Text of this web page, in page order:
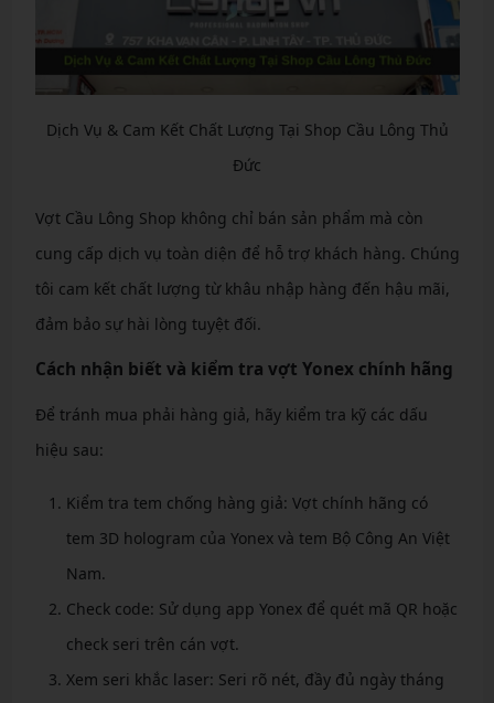
Dịch Vụ & Cam Kết Chất Lượng Tại Shop Cầu Lông Thủ
Đức
Vợt Cầu Lông Shop không chỉ bán sản phẩm mà còn
cung cấp dịch vụ toàn diện để hỗ trợ khách hàng. Chúng
tôi cam kết chất lượng từ khâu nhập hàng đến hậu mãi,
đảm bảo sự hài lòng tuyệt đối.
Cách nhận biết và kiểm tra vợt Yonex chính hãng
Để tránh mua phải hàng giả, hãy kiểm tra kỹ các dấu
hiệu sau:
Kiểm tra tem chống hàng giả: Vợt chính hãng có
tem 3D hologram của Yonex và tem Bộ Công An Việt
Nam.
Check code: Sử dụng app Yonex để quét mã QR hoặc
check seri trên cán vợt.
Xem seri khắc laser: Seri rõ nét, đầy đủ ngày tháng